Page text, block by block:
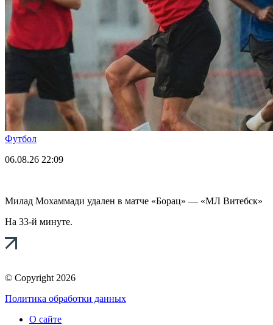
Футбол
06.08.26 22:09
Милад Мохаммади удален в матче «Борац» — «МЛ Витебск»
На 33-й минуте.
© Copyright 2026
Политика обработки данных
О сайте